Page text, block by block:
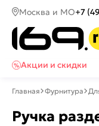
Москва и МО+7
Акции и скидки
Главная Фурнитура
Ручка